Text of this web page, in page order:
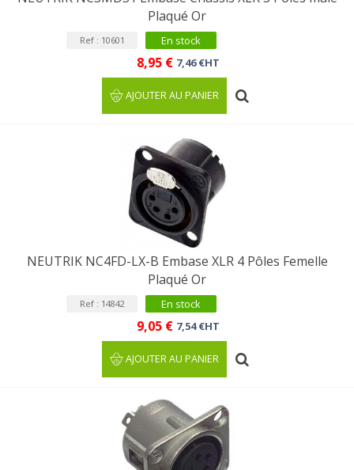
Plaqué Or
Ref : 10601 En stock
8,95 € 7,46 €HT
AJOUTER AU PANIER
NEUTRIK NC4FD-LX-B Embase XLR 4 Pôles Femelle
Plaqué Or
Ref : 14842 En stock
9,05 € 7,54 €HT
AJOUTER AU PANIER